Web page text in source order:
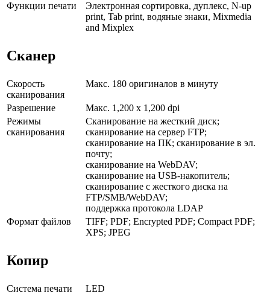
Функции печати
Электронная сортировка, дуплекс, N-up
print, Tab print, водяные знаки, Mixmedia
and Mixplex
Сканер
Скорость
сканирования
Макс. 180 оригиналов в минуту
Разрешение
Макс. 1,200 x 1,200 dpi
Режимы
сканирования
Сканирование на жесткий диск;
сканирование на сервер FTP;
сканирование на ПК; сканирование в эл.
почту;
сканирование на WebDAV;
сканирование на USB-накопитель;
сканирование с жесткого диска на
FTP/SMB/WebDAV;
поддержка протокола LDAP
Формат файлов
TIFF; PDF; Encrypted PDF; Compact PDF;
XPS; JPEG
Копир
Система печати
LED